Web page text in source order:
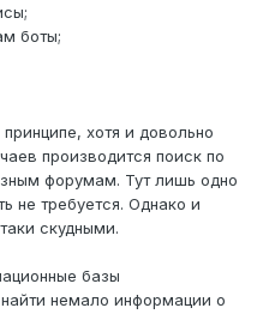
боты;
хотя и довольно
производится поиск по
форумам. Тут лишь одно
не требуется. Однако и
скудными.
базы
немало информации о